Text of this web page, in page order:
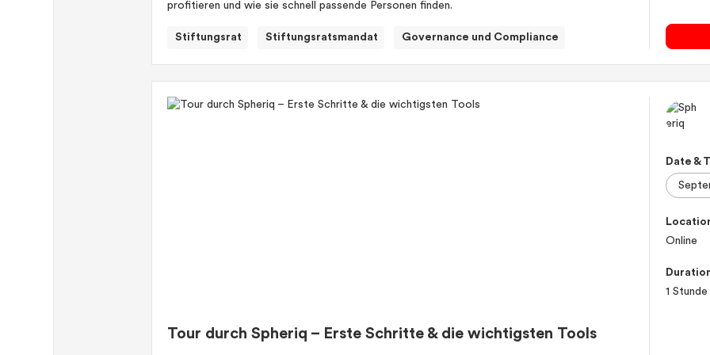
profitieren und wie sie schnell passende Personen finden.
Stiftungsrat Stiftungsratsmandat Governance und Compliance
Tour durch Spheriq – Erste Schritte & die wichtigsten Tools
Date &
Online
1 Stunde